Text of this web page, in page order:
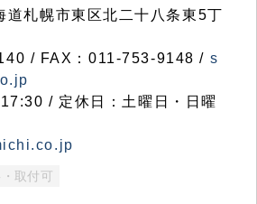
札幌市東区北二十八条東5丁
/ FAX：011-753-9148 / s
/ 定休日：土曜日・日曜
取付可